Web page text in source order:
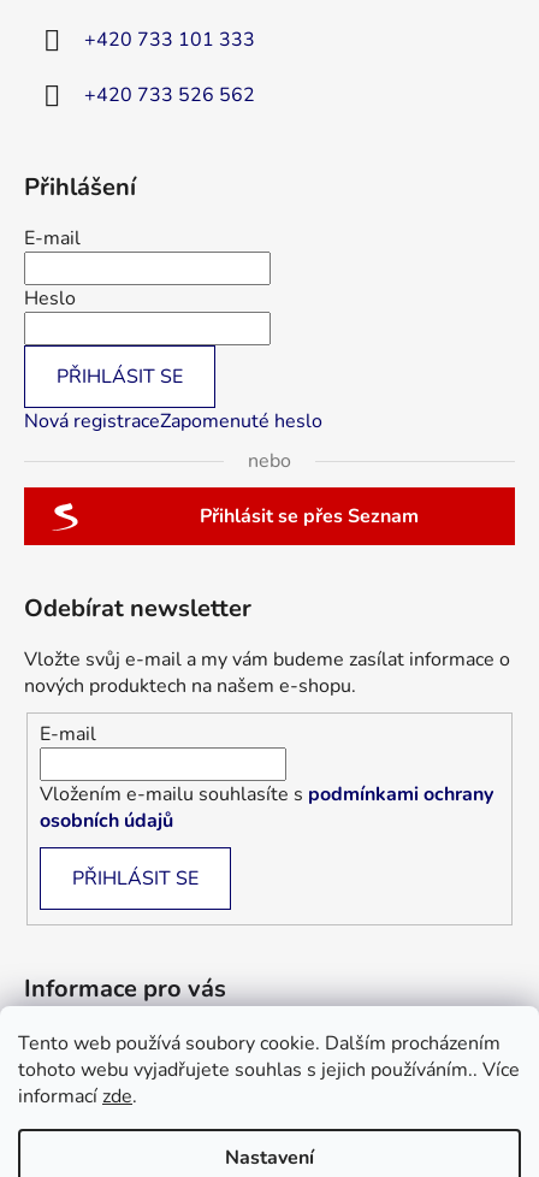
Tento web používá soubory cookie. Dalším procházením
tohoto webu vyjadřujete souhlas s jejich používáním.. Více
informacízde.
Nastavení
+420 733 101 333
+420 733 526 562
Přihlášení
E-mail
Heslo
PŘIHLÁSIT SE
Nová registraceZapomenuté heslo
nebo
Přihlásit se přes Seznam
Odebírat newsletter
Vložte svůj e-mail a my vám budeme zasílat informace o
nových produktech na našem e-shopu.
E-mail
Vložením e-mailu souhlasíte s podmínkami ochrany
osobních údajů
PŘIHLÁSIT SE
Informace pro vás
Jak nakupovat
Obchodní podmínky